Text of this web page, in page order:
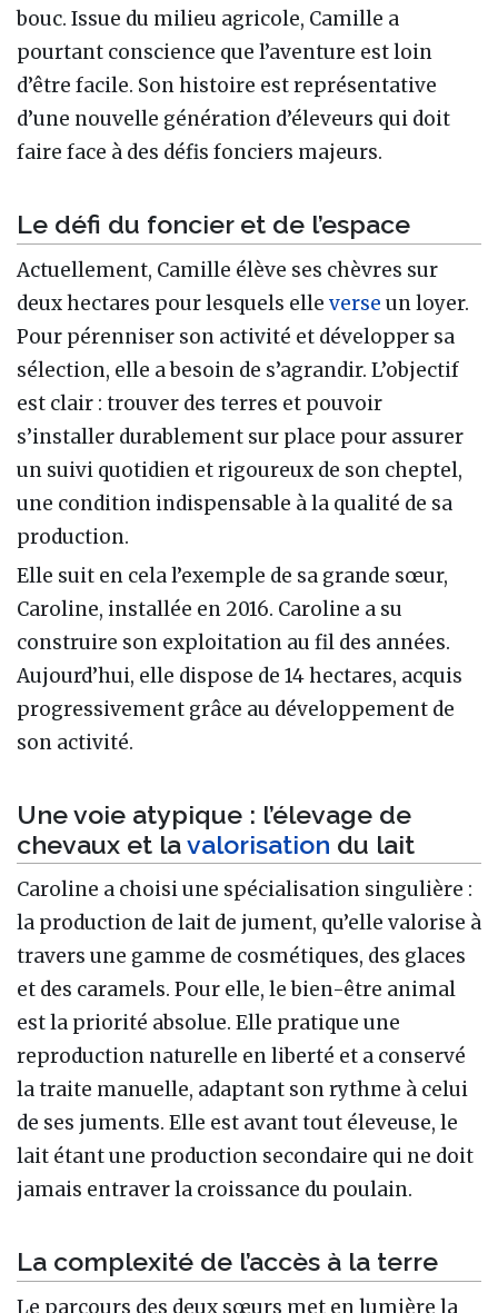
bouc. Issue du milieu agricole, Camille a
pourtant conscience que l’aventure est loin
d’être facile. Son histoire est représentative
d’une nouvelle génération d’éleveurs qui doit
faire face à des défis fonciers majeurs.
Le défi du foncier et de l’espace
Actuellement, Camille élève ses chèvres sur
deux hectares pour lesquels elle verse un loyer.
Pour pérenniser son activité et développer sa
sélection, elle a besoin de s’agrandir. L’objectif
est clair : trouver des terres et pouvoir
s’installer durablement sur place pour assurer
un suivi quotidien et rigoureux de son cheptel,
une condition indispensable à la qualité de sa
production.
Elle suit en cela l’exemple de sa grande sœur,
Caroline, installée en 2016. Caroline a su
construire son exploitation au fil des années.
Aujourd’hui, elle dispose de 14 hectares, acquis
progressivement grâce au développement de
son activité.
Une voie atypique : l’élevage de
chevaux et lavalorisation du lait
Caroline a choisi une spécialisation singulière :
la production de lait de jument, qu’elle valorise à
travers une gamme de cosmétiques, des glaces
et des caramels. Pour elle, le bien-être animal
est la priorité absolue. Elle pratique une
reproduction naturelle en liberté et a conservé
la traite manuelle, adaptant son rythme à celui
de ses juments. Elle est avant tout éleveuse, le
lait étant une production secondaire qui ne doit
jamais entraver la croissance du poulain.
La complexité de l’accès à la terre
Le parcours des deux sœurs met en lumière la